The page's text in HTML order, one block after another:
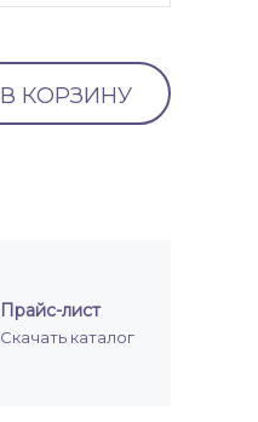
В КОРЗИНУ
Прайс-лист
Скачать каталог